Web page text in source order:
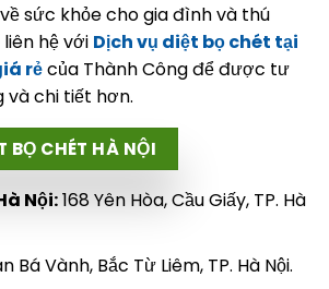
sức khỏe cho gia đình và thú
hệ với Dịch vụ diệt bọ chét tại
rẻcủa Thành Công để được tư
và chi tiết hơn.
BỌ CHÉT HÀ NỘI
Nội:168 Yên Hòa, Cầu Giấy, TP. Hà
Bá Vành, Bắc Từ Liêm, TP. Hà Nội.